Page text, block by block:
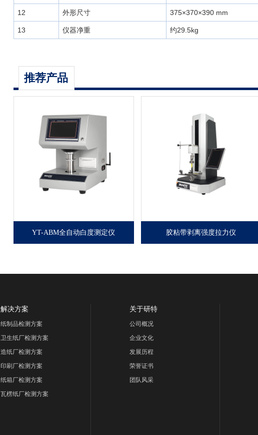
12 外形尺寸 375×370×390 mm
13 仪器净重 约29.5kg
推荐产品
YT-ABM全自动白度测定仪
胶粘带剥离强度拉力仪
解决方案
纸制品检测方案
卫生纸厂检测方案
造纸厂检测方案
印刷厂检测方案
纸箱厂检测方案
瓦楞纸厂检测方案
关于研特
公司概况
企业文化
发展历程
荣誉证书
团队风采